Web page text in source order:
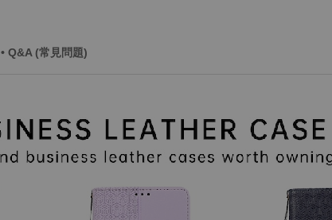
• Q&A (常見問題)